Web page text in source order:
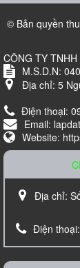
Loa
Liên hệ
© Bản quyền
CÔNG TY
M.S.D.N:
Địa chỉ: 5
Điện thoại:
Email:
Website:
Địa chỉ:
Điện thoại: